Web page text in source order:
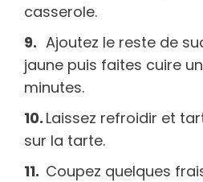
casserole.
Ajoutez le reste de
jaune puis faites cuire
minutes.
Laissez refroidir et
sur la tarte.
Coupez quelques